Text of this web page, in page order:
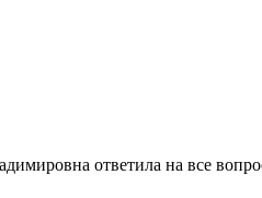
ответила на все